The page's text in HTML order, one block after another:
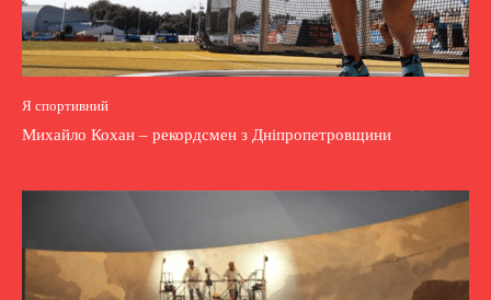
Я спортивний
Михайло Кохан – рекордсмен з Дніпропетровщини